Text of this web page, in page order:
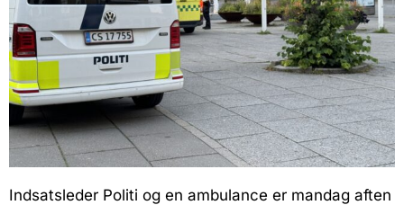
Indsatsleder Politi og en ambulance er mandag aften